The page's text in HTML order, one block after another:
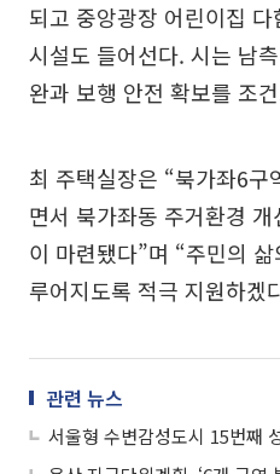
되고 중앙광장 어린이집
시설도 들어선다. 시는 남
완과 보행 안전 확보를 조
최 주택실장은 “북가좌6구
면서 북가좌동 주거환경
이 마련됐다”며 “주민의
루어지도록 적극 지원하겠
관련 뉴스